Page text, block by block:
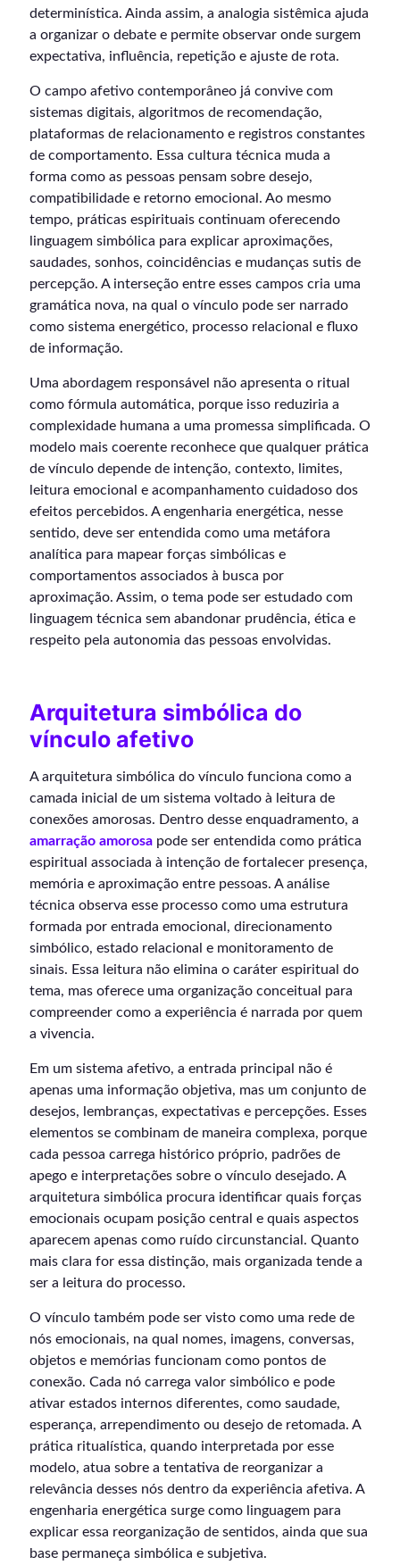
determinística. Ainda assim, a analogia sistêmica ajuda
a organizar o debate e permite observar onde surgem
expectativa, influência, repetição e ajuste de rota.
O campo afetivo contemporâneo já convive com
sistemas digitais, algoritmos de recomendação,
plataformas de relacionamento e registros constantes
de comportamento. Essa cultura técnica muda a
forma como as pessoas pensam sobre desejo,
compatibilidade e retorno emocional. Ao mesmo
tempo, práticas espirituais continuam oferecendo
linguagem simbólica para explicar aproximações,
saudades, sonhos, coincidências e mudanças sutis de
percepção. A interseção entre esses campos cria uma
gramática nova, na qual o vínculo pode ser narrado
como sistema energético, processo relacional e fluxo
de informação.
Uma abordagem responsável não apresenta o ritual
como fórmula automática, porque isso reduziria a
complexidade humana a uma promessa simplificada. O
modelo mais coerente reconhece que qualquer prática
de vínculo depende de intenção, contexto, limites,
leitura emocional e acompanhamento cuidadoso dos
efeitos percebidos. A engenharia energética, nesse
sentido, deve ser entendida como uma metáfora
analítica para mapear forças simbólicas e
comportamentos associados à busca por
aproximação. Assim, o tema pode ser estudado com
linguagem técnica sem abandonar prudência, ética e
respeito pela autonomia das pessoas envolvidas.
Arquitetura simbólica do
vínculo afetivo
A arquitetura simbólica do vínculo funciona como a
camada inicial de um sistema voltado à leitura de
conexões amorosas. Dentro desse enquadramento, a
amarração amorosa pode ser entendida como prática
espiritual associada à intenção de fortalecer presença,
memória e aproximação entre pessoas. A análise
técnica observa esse processo como uma estrutura
formada por entrada emocional, direcionamento
simbólico, estado relacional e monitoramento de
sinais. Essa leitura não elimina o caráter espiritual do
tema, mas oferece uma organização conceitual para
compreender como a experiência é narrada por quem
a vivencia.
Em um sistema afetivo, a entrada principal não é
apenas uma informação objetiva, mas um conjunto de
desejos, lembranças, expectativas e percepções. Esses
elementos se combinam de maneira complexa, porque
cada pessoa carrega histórico próprio, padrões de
apego e interpretações sobre o vínculo desejado. A
arquitetura simbólica procura identificar quais forças
emocionais ocupam posição central e quais aspectos
aparecem apenas como ruído circunstancial. Quanto
mais clara for essa distinção, mais organizada tende a
ser a leitura do processo.
O vínculo também pode ser visto como uma rede de
nós emocionais, na qual nomes, imagens, conversas,
objetos e memórias funcionam como pontos de
conexão. Cada nó carrega valor simbólico e pode
ativar estados internos diferentes, como saudade,
esperança, arrependimento ou desejo de retomada. A
prática ritualística, quando interpretada por esse
modelo, atua sobre a tentativa de reorganizar a
relevância desses nós dentro da experiência afetiva. A
engenharia energética surge como linguagem para
explicar essa reorganização de sentidos, ainda que sua
base permaneça simbólica e subjetiva.